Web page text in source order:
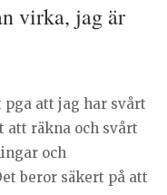
virka, jag är
att jag har svårt
att räkna och svårt
och
beror säkert på att